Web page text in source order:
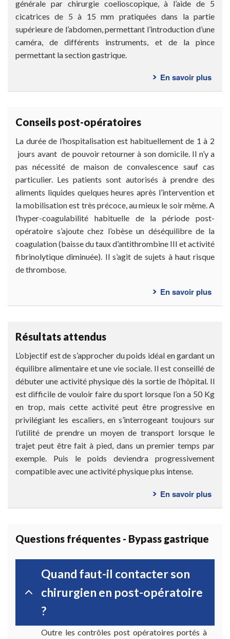
générale par chirurgie coelioscopique, à l’aide de 5
cicatrices de 5 à 15 mm pratiquées dans la partie
supérieure de l’abdomen, permettant l’introduction d’une
caméra, de différents instruments, et de la pince
permettant la section gastrique.
En savoir plussur
?
Conseils post-opératoires
La durée de l’hospitalisation est habituellement de 1 à 2
jours avant de pouvoir retourner à son domicile. Il n’y a
pas nécessité de maison de convalescence sauf cas
particulier. Les patients sont autorisés à prendre des
aliments liquides quelques heures après l’intervention et
la mobilisation est très précoce, au mieux le soir même. A
l’hyper-coagulabilité habituelle de la période post-
opératoire s’ajoute chez l’obèse un déséquilibre de la
coagulation (baisse du taux d’antithrombine III et activité
fibrinolytique diminuée). Il s’agit de sujets à haut risque
de thrombose.
En savoir plussur
Résultats attendus
L’objectif est de s’approcher du poids idéal en gardant un
équilibre alimentaire et une vie sociale. Il est conseillé de
débuter une activité physique dès la sortie de l’hôpital. Il
est difficile de vouloir faire du sport lorsque l’on a 50 Kg
en trop, mais cette activité peut être progressive en
privilégiant les escaliers, en s’interrogeant toujours sur
l’utilité de prendre un moyen de transport lorsque le
trajet peut être fait à pied, dans un premier temps par
exemple. Puis le poids deviendra progressivement
compatible avec une activité physique plus intense.
En savoir plussur
Questions fréquentes - Bypass gastrique
Quand faut-il contacter son
chirurgien en post-opératoire
?
Outre les contrôles post opératoires portés à